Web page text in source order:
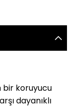
bir koruyucu
dayanıklı